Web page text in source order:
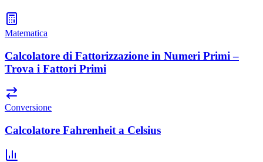
Matematica
Calcolatore di Fattorizzazione in Numeri Primi –
Trova i Fattori Primi
Conversione
Calcolatore Fahrenheit a Celsius